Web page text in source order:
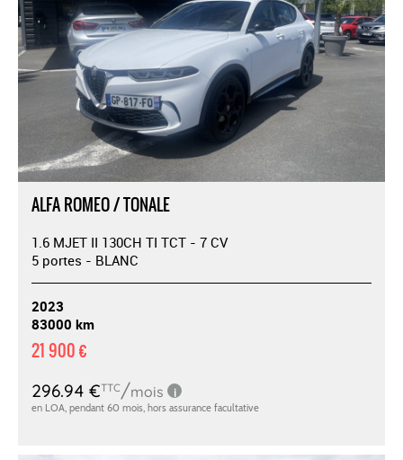
ALFA ROMEO / TONALE
1.6 MJET II 130CH TI TCT - 7 CV
5 portes - BLANC
2023
83000 km
21 900 €